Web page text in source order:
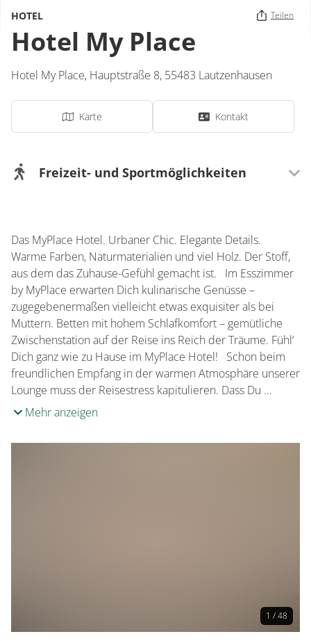
HOTEL Teilen
Hotel My Place
Hotel My Place, Hauptstraße 8, 55483 Lautzenhausen
Karte Kontakt
Freizeit- und Sportmöglichkeiten
Fitnessraum
Das MyPlace Hotel. Urbaner Chic. Elegante Details.
Warme Farben, Naturmaterialien und viel Holz. Der Stoff,
aus dem das Zuhause-Gefühl gemacht ist. Im Esszimmer
by MyPlace erwarten Dich kulinarische Genüsse –
zugegebenermaßen vielleicht etwas exquisiter als bei
Muttern. Betten mit hohem Schlafkomfort – gemütliche
Zwischenstation auf der Reise ins Reich der Träume. Fühl‘
Dich ganz wie zu Hause im MyPlace Hotel! Schon beim
freundlichen Empfang in der warmen Atmosphäre unserer
Lounge muss der Reisestress kapitulieren. Dass Du …
Mehr anzeigen
1 / 48